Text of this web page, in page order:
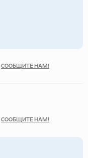
СООБЩИТЕ НАМ!
СООБЩИТЕ НАМ!